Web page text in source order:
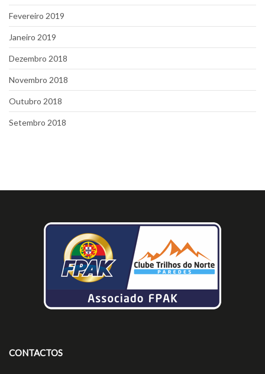
Fevereiro 2019
Janeiro 2019
Dezembro 2018
Novembro 2018
Outubro 2018
Setembro 2018
CONTACTOS